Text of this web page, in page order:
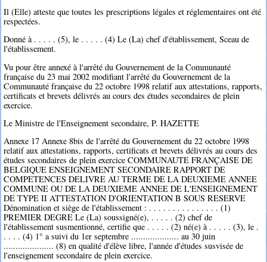
Il (Elle) atteste que toutes les prescriptions légales et réglementaires ont été
respectées.
Donné à . . . . . (5), le . . . . . (4) Le (La) chef d'établissement, Sceau de
l'établissement.
Vu pour être annexé à l'arrêté du Gouvernement de la Communauté
française du 23 mai 2002 modifiant l'arrêté du Gouvernement de la
Communauté française du 22 octobre 1998 relatif aux attestations, rapports,
certificats et brevets délivrés au cours des études secondaires de plein
exercice.
Le Ministre de l'Enseignement secondaire, P. HAZETTE
Annexe 17 Annexe 8bis de l'arrêté du Gouvernement du 22 octobre 1998
relatif aux attestations, rapports, certificats et brevets délivrés au cours des
études secondaires de plein exercice COMMUNAUTE FRANÇAISE DE
BELGIQUE ENSEIGNEMENT SECONDAIRE RAPPORT DE
COMPETENCES DELIVRE AU TERME DE LA DEUXIEME ANNEE
COMMUNE OU DE LA DEUXIEME ANNEE DE L'ENSEIGNEMENT
DE TYPE II ATTESTATION D'ORIENTATION B SOUS RESERVE
Dénomination et siège de l'établissement : . . . . . . . . . . . . . . . (1)
PREMIER DEGRE Le (La) soussigné(e), . . . . . (2) chef de
l'établissement susmentionné, certifie que . . . . . (2) né(e) à . . . . . (3), le .
. . . . (4) 1° a suivi du 1er septembre .................... au 30 juin
..................... (8) en qualité d'élève libre, l'année d'études susvisée de
l'enseignement secondaire de plein exercice.